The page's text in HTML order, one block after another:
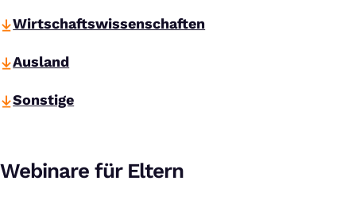
Wirtschaftswissenschaften
Ausland
Sonstige
Webinare für Eltern